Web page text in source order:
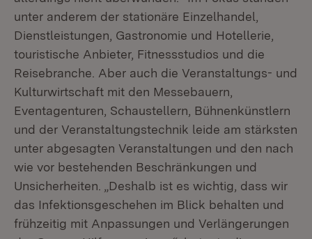
unter anderem der stationäre Einzelhandel,
Dienstleistungen, Gastronomie und Hotellerie,
touristische Anbieter, Fitnessstudios und die
Reisebranche. Aber auch die Veranstaltungs- und
Kulturwirtschaft mit den Messebauern,
Eventagenturen, Schaustellern, Bühnenkünstlern
und der Veranstaltungstechnik leide am stärksten
unter abgesagten Veranstaltungen und den nach
wie vor bestehenden Beschränkungen und
Unsicherheiten. „Deshalb ist es wichtig, dass wir
das Infektionsgeschehen im Blick behalten und
frühzeitig mit Anpassungen und Verlängerungen